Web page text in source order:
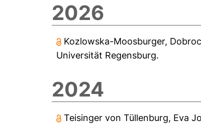
2026
Kozlowska-Moosburger,
Universität Regensburg.
2024
Teisinger von Tüllenburg, Eva